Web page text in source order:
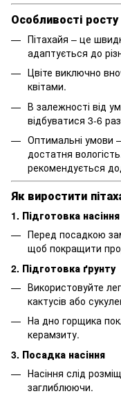
Особливості росту
Пітахайя – це
адаптується до
Цвіте виключно
квітами.
В залежності від
відбуватися 3-6
Оптимальні умови
достатня
рекомендується
Як виростити
1. Підготовка насіння
Перед посадкою
щоб покращити
2. Підготовка ґрунту
Використовуйте
кактусів або
На дно горщика
керамзиту.
3. Посадка насіння
Насіння слід
заглиблюючи.